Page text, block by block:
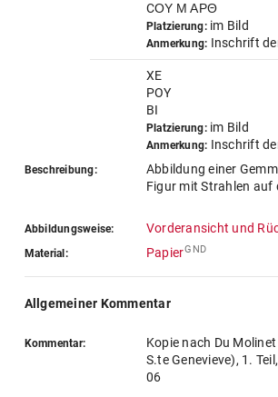
CΟΥ Μ ΑΡΘ
Platzierung:im Bild
Anmerkung: Inschrift
XE
POY
BI
Platzierung:im Bild
Anmerkung: Inschrift
Beschreibung:
Abbildung einer
Figur mit Strahlen auf
Abbildungsweise: Vorderansicht und
Material: PapierGND
Allgemeiner Kommentar
Kommentar:
Kopie nach Du
S.te Genevieve), 1.
06